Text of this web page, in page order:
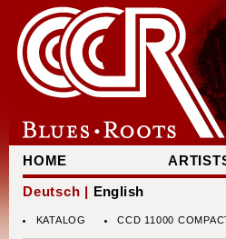
HOME
Deutsch | English
KATALOG CCD 11000